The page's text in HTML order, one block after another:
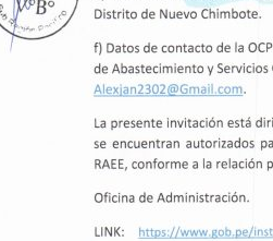
Ingeniería Civil
obras que la
FEB, 26
La Universidad Nacional